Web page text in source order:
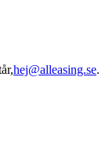
hej@alleasing.se.